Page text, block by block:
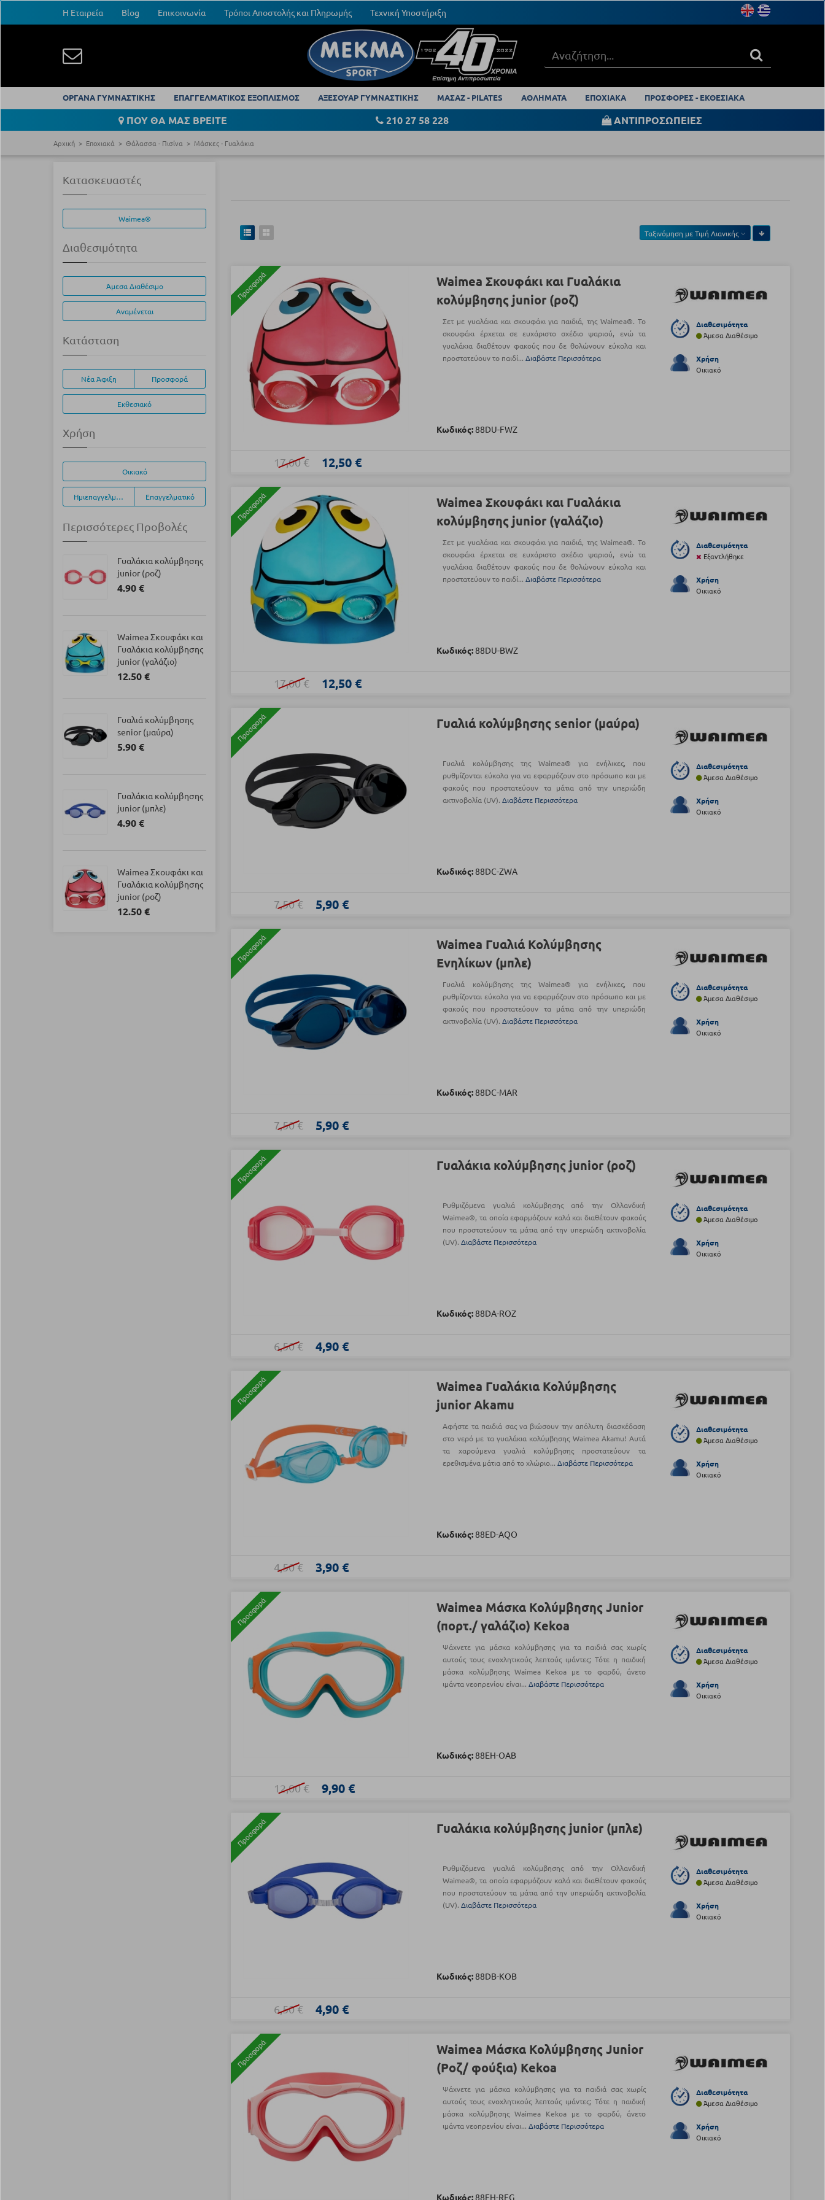
Η Εταιρεία Blog Επικοινωνία Τρόποι Αποστολής και Πληρωμής Τεχνική Υποστήριξη
ΟΡΓΑΝΑ ΓΥΜΝΑΣΤΙΚΗΣ ΕΠΑΓΓΕΛΜΑΤΙΚΟΣ ΕΞΟΠΛΙΣΜΟΣ ΑΞΕΣΟΥΑΡ ΓΥΜΝΑΣΤΙΚΗΣ ΜΑΣΑΖ - PILATES ΑΘΛΗΜΑΤΑ ΕΠΟΧΙΑΚΑ ΠΡΟΣΦΟΡΕΣ - ΕΚΘΕΣΙΑΚΑ
ΠΟΥ ΘΑ ΜΑΣ ΒΡΕΙΤΕ 210 27 58 228 ΑΝΤΙΠΡΟΣΩΠΕΙΕΣ
Αρχική Εποχιακά Θάλασσα - Πισίνα Μάσκες - Γυαλάκια
Ταξινόμηση μεΤιμή Λιανικής
Προσφορά
Waimea Σκουφάκι και Γυαλάκια
κολύμβησης junior (ροζ)
Σετ με γυαλάκια και σκουφάκι για παιδιά, της Waimea®. Το
σκουφάκι έρχεται σε ευχάριστο σχέδιο ψαριού, ενώ τα
γυαλάκια διαθέτουν φακούς που δε θολώνουν εύκολα και
προστατεύουν το παιδί...Διαβάστε Περισσότερα
Κωδικός:88DU-FWZ
Διαθεσιμότητα
Άμεσα Διαθέσιμο
Χρήση
Οικιακό
17,00 € 12,50 €
Προσφορά
Waimea Σκουφάκι και Γυαλάκια
κολύμβησης junior (γαλάζιο)
Σετ με γυαλάκια και σκουφάκι για παιδιά, της Waimea®. Το
σκουφάκι έρχεται σε ευχάριστο σχέδιο ψαριού, ενώ τα
γυαλάκια διαθέτουν φακούς που δε θολώνουν εύκολα και
προστατεύουν το παιδί...Διαβάστε Περισσότερα
Κωδικός:88DU-BWZ
Διαθεσιμότητα
Εξαντλήθηκε
Χρήση
Οικιακό
17,00 € 12,50 €
Προσφορά Γυαλιά κολύμβησης senior (μαύρα)
Γυαλιά κολύμβησης της Waimea® για ενήλικες, που
ρυθμίζονται εύκολα για να εφαρμόζουν στο πρόσωπο και με
φακούς που προστατεύουν τα μάτια από την υπεριώδη
ακτινοβολία (UV).Διαβάστε Περισσότερα
Κωδικός:88DC-ZWA
Διαθεσιμότητα
Άμεσα Διαθέσιμο
Χρήση
Οικιακό
7,50 € 5,90 €
Προσφορά
Waimea Γυαλιά Κολύμβησης
Ενηλίκων (μπλε)
Γυαλιά κολύμβησης της Waimea® για ενήλικες, που
ρυθμίζονται εύκολα για να εφαρμόζουν στο πρόσωπο και με
φακούς που προστατεύουν τα μάτια από την υπεριώδη
ακτινοβολία (UV).Διαβάστε Περισσότερα
Κωδικός:88DC-MAR
Διαθεσιμότητα
Άμεσα Διαθέσιμο
Χρήση
Οικιακό
7,50 € 5,90 €
Προσφορά Γυαλάκια κολύμβησης junior (ροζ)
Ρυθμιζόμενα γυαλιά κολύμβησης από την Ολλανδική
Waimea®, τα οποία εφαρμόζουν καλά και διαθέτουν φακούς
που προστατεύουν τα μάτια από την υπεριώδη ακτινοβολία
(UV).Διαβάστε Περισσότερα
Κωδικός:88DA-ROZ
Διαθεσιμότητα
Άμεσα Διαθέσιμο
Χρήση
Οικιακό
6,50 € 4,90 €
Προσφορά
Waimea Γυαλάκια Κολύμβησης
junior Akamu
Αφήστε τα παιδιά σας να βιώσουν την απόλυτη διασκέδαση
στο νερό με τα γυαλάκια κολύμβησης Waimea Akamu! Αυτά
τα χαρούμενα γυαλιά κολύμβησης προστατεύουν τα
ερεθισμένα μάτια από το χλώριο...Διαβάστε Περισσότερα
Κωδικός:88ED-AQO
Διαθεσιμότητα
Άμεσα Διαθέσιμο
Χρήση
Οικιακό
4,50 € 3,90 €
Προσφορά
Waimea Μάσκα Κολύμβησης Junior
(πορτ./ γαλάζιο) Kekoa
Ψάχνετε για μάσκα κολύμβησης για τα παιδιά σας χωρίς
αυτούς τους ενοχλητικούς λεπτούς ιμάντες; Τότε η παιδική
μάσκα κολύμβησης Waimea Kekoa με το φαρδύ, άνετο
ιμάντα νεοπρενίου είναι...Διαβάστε Περισσότερα
Κωδικός:88EH-OAB
Διαθεσιμότητα
Άμεσα Διαθέσιμο
Χρήση
Οικιακό
12,00 € 9,90 €
Προσφορά Γυαλάκια κολύμβησης junior (μπλε)
Ρυθμιζόμενα γυαλιά κολύμβησης από την Ολλανδική
Waimea®, τα οποία εφαρμόζουν καλά και διαθέτουν φακούς
που προστατεύουν τα μάτια από την υπεριώδη ακτινοβολία
(UV).Διαβάστε Περισσότερα
Κωδικός:88DB-ΚΟΒ
Διαθεσιμότητα
Άμεσα Διαθέσιμο
Χρήση
Οικιακό
6,50 € 4,90 €
Προσφορά
Waimea Μάσκα Κολύμβησης Junior
(Ροζ/ φούξια) Kekoa
Ψάχνετε για μάσκα κολύμβησης για τα παιδιά σας χωρίς
αυτούς τους ενοχλητικούς λεπτούς ιμάντες; Τότε η παιδική
μάσκα κολύμβησης Waimea Kekoa με το φαρδύ, άνετο
ιμάντα νεοπρενίου είναι...Διαβάστε Περισσότερα
Κωδικός:88EH-RFG
Διαθεσιμότητα
Άμεσα Διαθέσιμο
Χρήση
Οικιακό
Κατασκευαστές
Waimea®
Διαθεσιμότητα
Άμεσα Διαθέσιμο
Αναμένεται
Κατάσταση
Νέα Άφιξη Προσφορά
Εκθεσιακό
Χρήση
Οικιακό
Ημιεπαγγελματικό Επαγγελματικό
Περισσότερες Προβολές
Γυαλάκια κολύμβησης
junior (ροζ)
4.90 €
Waimea Σκουφάκι και
Γυαλάκια κολύμβησης
junior (γαλάζιο)
12.50 €
Γυαλιά κολύμβησης
senior (μαύρα)
5.90 €
Γυαλάκια κολύμβησης
junior (μπλε)
4.90 €
Waimea Σκουφάκι και
Γυαλάκια κολύμβησης
junior (ροζ)
12.50 €